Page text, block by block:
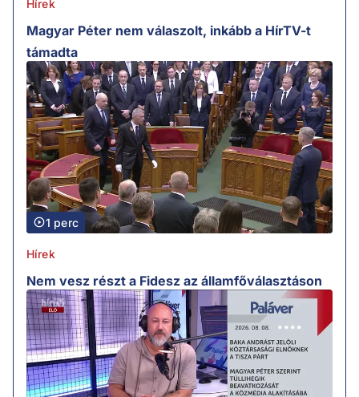
Hírek
Magyar Péter nem válaszolt, inkább a HírTV-t
támadta
1 perc
Hírek
Nem vesz részt a Fidesz az államfőválasztáson